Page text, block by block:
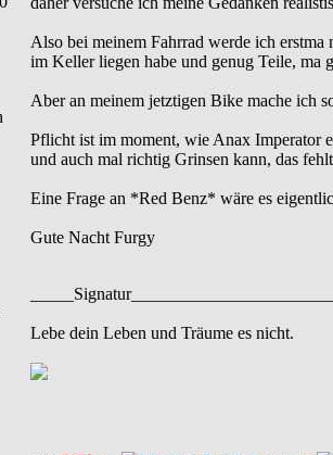
Also bei meinem Fahrrad werde ich
im Keller liegen habe und genug Teile, ma
Aber an meinem jetztigen Bike mache ich
Pflicht ist im moment, wie Anax Imperator
und auch mal richtig Grinsen kann, das
Eine Frage an *Red Benz* wäre es
Gute Nacht Furgy
Lebe dein Leben und Träume es nicht.